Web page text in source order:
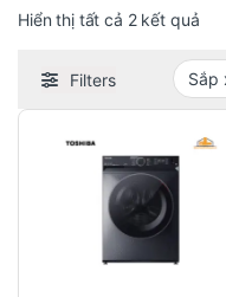
Hiển thị tất cả 2 kết quảĐã
Filters